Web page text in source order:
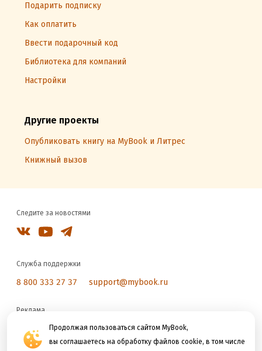
Продолжая пользоваться сайтом MyBook,
вы соглашаетесь на обработку файлов cookie, в том числе
Подарить подписку
Как оплатить
Ввести подарочный код
Библиотека для компаний
Настройки
Другие проекты
Опубликовать книгу на MyBook и Литрес
Книжный вызов
Следите за новостями
Служба поддержки
8 800 333 27 37 support@mybook.ru
Реклама
reklama@litres.ru